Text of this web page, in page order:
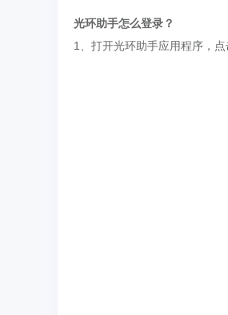
光环助手怎么登录？
1、打开光环助手应用程序，点